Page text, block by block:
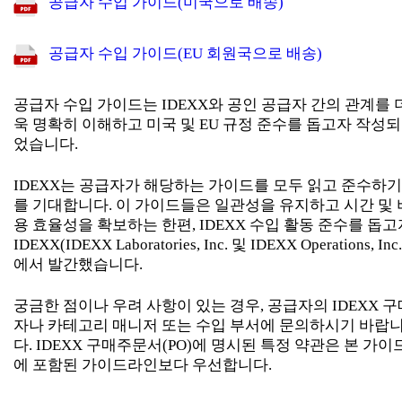
공급자 수입 가이드(EU 회원국으로 배송)
공급자 수입 가이드는 IDEXX와 공인 공급자 간의 관계를
욱 명확히 이해하고 미국 및 EU 규정 준수를 돕고자 작성되
었습니다.
IDEXX는 공급자가 해당하는 가이드를 모두 읽고 준수하기
를 기대합니다. 이 가이드들은 일관성을 유지하고 시간 및
용 효율성을 확보하는 한편, IDEXX 수입 활동 준수를 돕고
IDEXX(IDEXX Laboratories, Inc. 및 IDEXX Operations,
에서 발간했습니다.
궁금한 점이나 우려 사항이 있는 경우, 공급자의 IDEXX 구
자나 카테고리 매니저 또는 수입 부서에 문의하시기 바랍
다. IDEXX 구매주문서(PO)에 명시된 특정 약관은 본 가이
에 포함된 가이드라인보다 우선합니다.